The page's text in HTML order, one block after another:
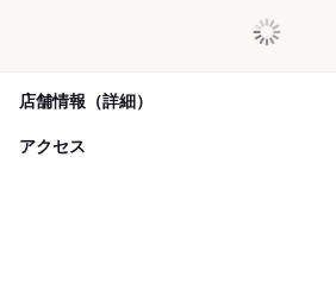
店舗情報（詳細）
アクセス